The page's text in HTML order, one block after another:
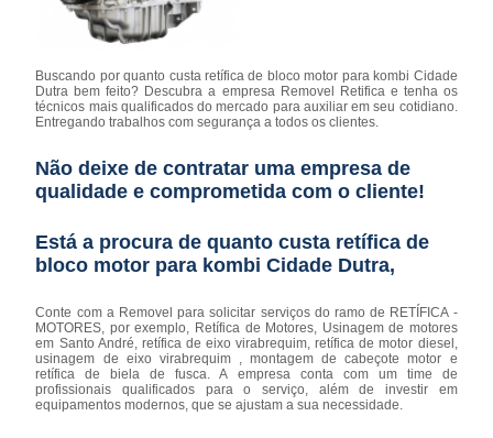
Buscando por quanto custa retífica de bloco motor para kombi Cidade
Dutra bem feito? Descubra a empresa Removel Retifica e tenha os
técnicos mais qualificados do mercado para auxiliar em seu cotidiano.
Entregando trabalhos com segurança a todos os clientes.
Não deixe de contratar uma empresa de
qualidade e comprometida com o cliente!
Está a procura de quanto custa retífica de
bloco motor para kombi Cidade Dutra,
Conte com a Removel para solicitar serviços do ramo de RETÍFICA -
MOTORES, por exemplo, Retífica de Motores, Usinagem de motores
em Santo André, retífica de eixo virabrequim, retífica de motor diesel,
usinagem de eixo virabrequim , montagem de cabeçote motor e
retífica de biela de fusca. A empresa conta com um time de
profissionais qualificados para o serviço, além de investir em
equipamentos modernos, que se ajustam a sua necessidade.